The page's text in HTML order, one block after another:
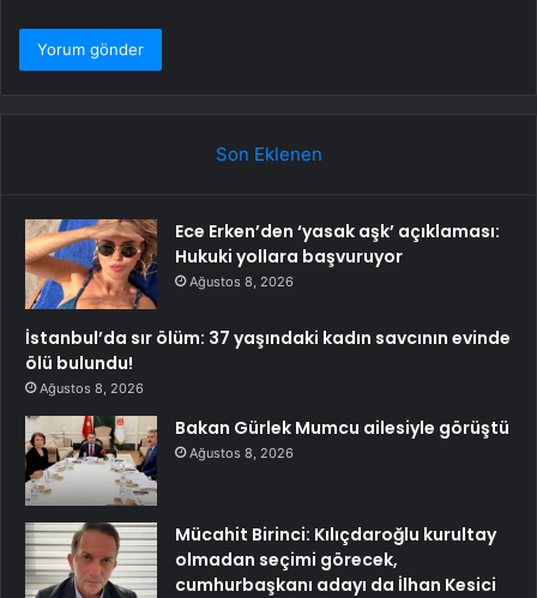
Son Eklenen
Ece Erken’den ‘yasak aşk’ açıklaması:
Hukuki yollara başvuruyor
Ağustos 8, 2026
İstanbul’da sır ölüm: 37 yaşındaki kadın savcının evinde
ölü bulundu!
Ağustos 8, 2026
Bakan Gürlek Mumcu ailesiyle görüştü
Ağustos 8, 2026
Mücahit Birinci: Kılıçdaroğlu kurultay
olmadan seçimi görecek,
cumhurbaşkanı adayı da İlhan Kesici